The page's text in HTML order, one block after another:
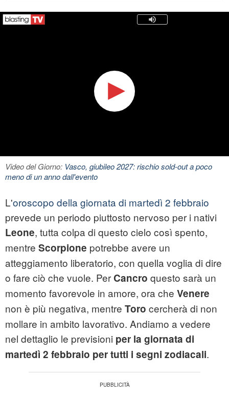
Video del Giorno: Vasco, giubileo 2027: rischio sold-out a poco
meno di un anno dall'evento
L'oroscopo della giornata di martedì 2 febbraio
prevede un periodo piuttosto nervoso per i nativi
Leone, tutta colpa di questo cielo così spento,
mentre Scorpione potrebbe avere un
atteggiamento liberatorio, con quella voglia di dire
o fare ciò che vuole. Per Cancro questo sarà un
momento favorevole in amore, ora che Venere
non è più negativa, mentre Toro cercherà di non
mollare in ambito lavorativo. Andiamo a vedere
nel dettaglio le previsioni per la giornata di
martedì 2 febbraio per tutti i segni zodiacali.